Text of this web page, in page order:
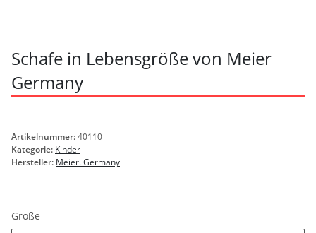
Schafe in Lebensgröße von Meier
Germany
Artikelnummer:40110
Kategorie: Kinder
Hersteller: Meier. Germany
Größe